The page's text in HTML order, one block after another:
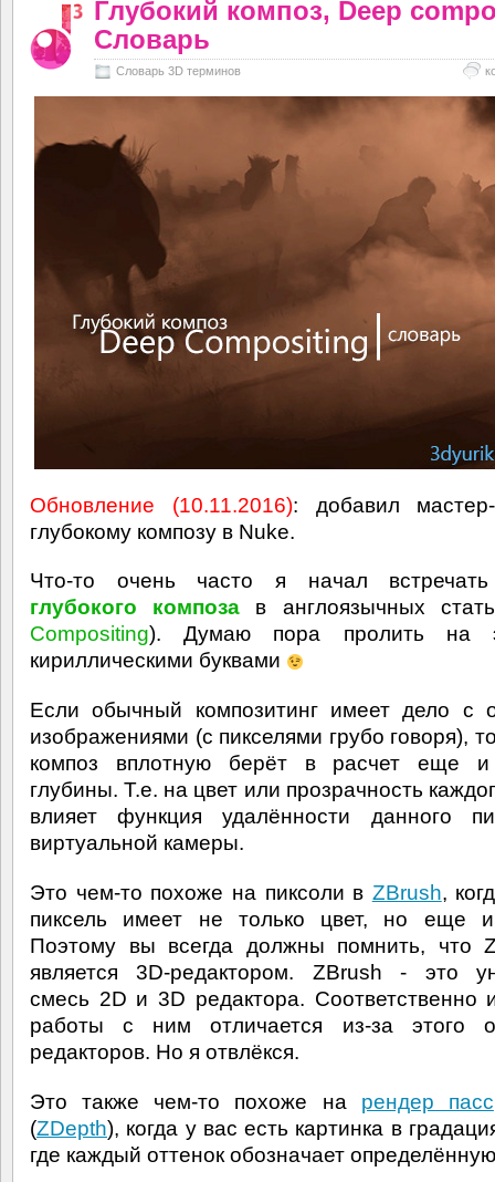
Глубокий композ, Deep
Словарь
Словарь 3D терминов
Обновление (10.11.2016): добавил
глубокому композу в Nuke.
Что-то очень часто я начал встречать
глубокого композа в англоязычных
Compositing). Думаю пора пролить на
кириллическими буквами
Если обычный композитинг имеет дело с
изображениями (с пикселями грубо говоря),
композ вплотную берёт в расчет еще и
глубины. Т.е. на цвет или прозрачность
влияет функция удалённости данного
виртуальной камеры.
Это чем-то похоже на пиксоли в ZBrush,
пиксель имеет не только цвет, но еще и
Поэтому вы всегда должны помнить, что
является 3D-редактором. ZBrush - это
смесь 2D и 3D редактора. Соответственно
работы с ним отличается из-за этого
редакторов. Но я отвлёкся.
Это также чем-то похоже на рендер пасс
(ZDepth), когда у вас есть картинка в
где каждый оттенок обозначает